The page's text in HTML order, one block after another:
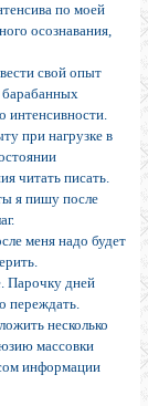
по моей
осознавания,
свой опыт
интенсивности.
при нагрузке в
читать писать.
я пишу после
меня надо будет
Парочку дней
переждать.
несколько
массовки
информации